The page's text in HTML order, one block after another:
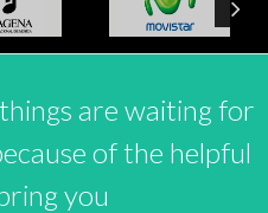
are waiting for
of the helpful
you